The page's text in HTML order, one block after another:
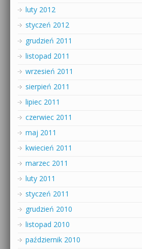
luty 2012
styczeń 2012
grudzień 2011
listopad 2011
wrzesień 2011
sierpień 2011
lipiec 2011
czerwiec 2011
maj 2011
kwiecień 2011
marzec 2011
luty 2011
styczeń 2011
grudzień 2010
listopad 2010
październik 2010